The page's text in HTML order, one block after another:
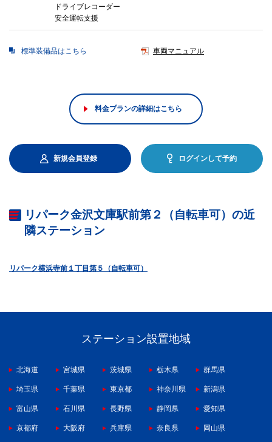
ドライブレコーダー
安全運転支援
標準装備品はこちら 車両マニュアル
料金プランの詳細はこちら
新規会員登録 ログインして予約
リパーク金沢文庫駅前第２（自転車可）の近
隣ステーション
リパーク横浜寺前１丁目第５（自転車可）
ステーション設置地域
北海道 宮城県 茨城県 栃木県 群馬県
埼玉県 千葉県 東京都 神奈川県 新潟県
富山県 石川県 長野県 静岡県 愛知県
京都府 大阪府 兵庫県 奈良県 岡山県